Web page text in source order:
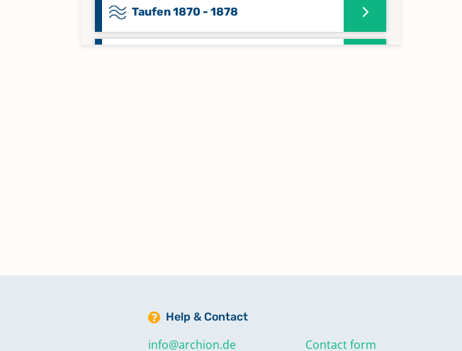
Taufen 1870 - 1878
Keine verfügbaren Digitalisate
Taufen 1968 - 1983
Keine verfügbaren Digitalisate
Help & Contact
info@archion.de Contact form